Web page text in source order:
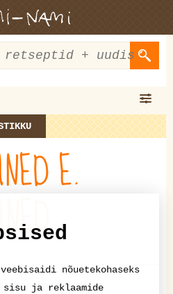
E.
seemned on väga
nõuetekohaseks
sisu ja reklaamide